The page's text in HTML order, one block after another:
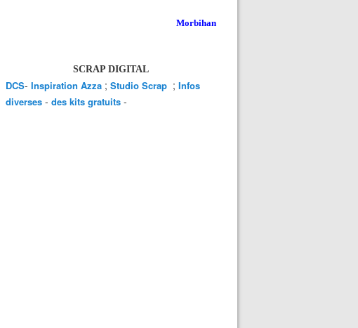
Morbihan
SCRAP DIGITAL
DCS- Inspiration Azza ; Studio Scrap ; Infos
diverses - des kits gratuits -